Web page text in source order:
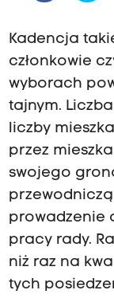
Kadencja
członkowie
wyborach
tajnym.
liczby
przez
swojego
prowadzenie
pracy rady.
niż raz na
tych